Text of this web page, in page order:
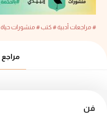
# مراجعات أدبية# كتب# منشورات حياة
مراجع
فن